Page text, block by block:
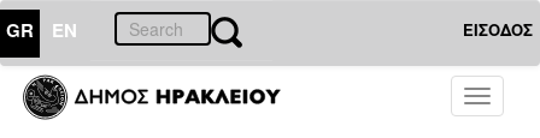
GR EN ΕΙΣΟΔΟΣ
Toggle
ΔΗΜΟΣ